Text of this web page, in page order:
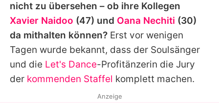
nicht zu übersehen – ob ihre Kollegen
Xavier Naidoo (47) und Oana Nechiti (30)
da mithalten können? Erst vor wenigen
Tagen wurde bekannt, dass der Soulsänger
und die Let's Dance-Profitänzerin die Jury
der kommenden Staffel komplett machen.
Anzeige